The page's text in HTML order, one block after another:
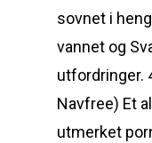
sovnet i
vannet og
utfordringer.
Navfree) Et
utmerket